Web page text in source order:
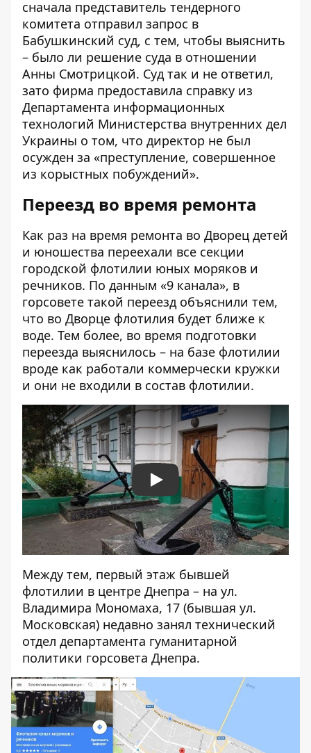
сначала представитель тендерного
комитета отправил запрос в
Бабушкинский суд, с тем, чтобы выяснить
– было ли решение суда в отношении
Анны Смотрицкой. Суд так и не ответил,
зато фирма предоставила справку из
Департамента информационных
технологий Министерства внутренних дел
Украины о том, что директор не был
осужден за «преступление, совершенное
из корыстных побуждений».
Переезд во время ремонта
Как раз на время ремонта во Дворец детей
и юношества переехали все секции
городской флотилии юных моряков и
речников. По данным «9 канала», в
горсовете такой переезд объяснили тем,
что во Дворце флотилия будет ближе к
воде. Тем более, во время подготовки
переезда выяснилось – на базе флотилии
вроде как работали коммерчески кружки
и они не входили в состав флотилии.
Play
Между тем, первый этаж бывшей
флотилии в центре Днепра – на ул.
Владимира Мономаха, 17 (бывшая ул.
Московская) недавно занял технический
отдел департамента гуманитарной
политики горсовета Днепра.